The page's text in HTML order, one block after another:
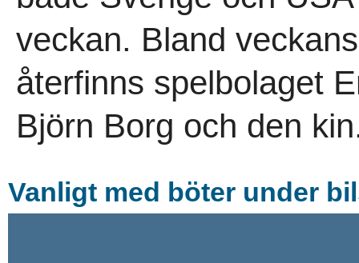
veckan. Bland
återfinns spelbolaget
Björn Borg och den
Vanligt med böter under